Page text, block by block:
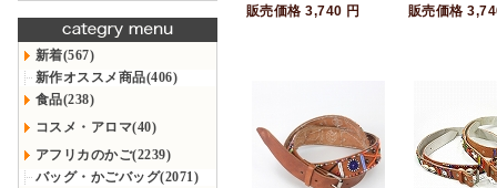
新着(567)
新作オススメ商品(406)
食品(238)
コスメ・アロマ(40)
アフリカのかご(2239)
バッグ・かごバッグ(2071)
販売価格3,740 円
販売価格